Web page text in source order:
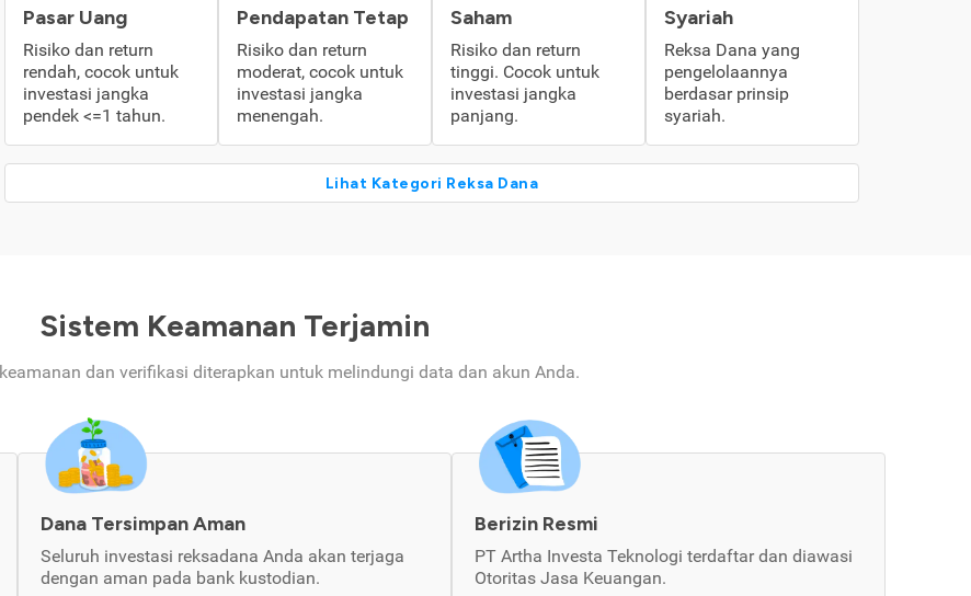
Pasar Uang
Risiko dan return
rendah, cocok untuk
investasi jangka
pendek <=1 tahun.
Pendapatan Tetap
Risiko dan return
moderat, cocok untuk
investasi jangka
menengah.
Saham
Risiko dan return
tinggi. Cocok untuk
investasi jangka
panjang.
Syariah
Reksa Dana yang
pengelolaannya
berdasar prinsip
syariah.
Lihat Kategori Reksa Dana
Sistem Keamanan Terjamin
dan verifikasi diterapkan untuk melindungi data dan akun Anda.
Dana Tersimpan Aman
Seluruh investasi reksadana Anda akan terjaga
dengan aman pada bank kustodian.
Berizin Resmi
PT Artha Investa Teknologi terdaftar dan diawasi
Otoritas Jasa Keuangan.